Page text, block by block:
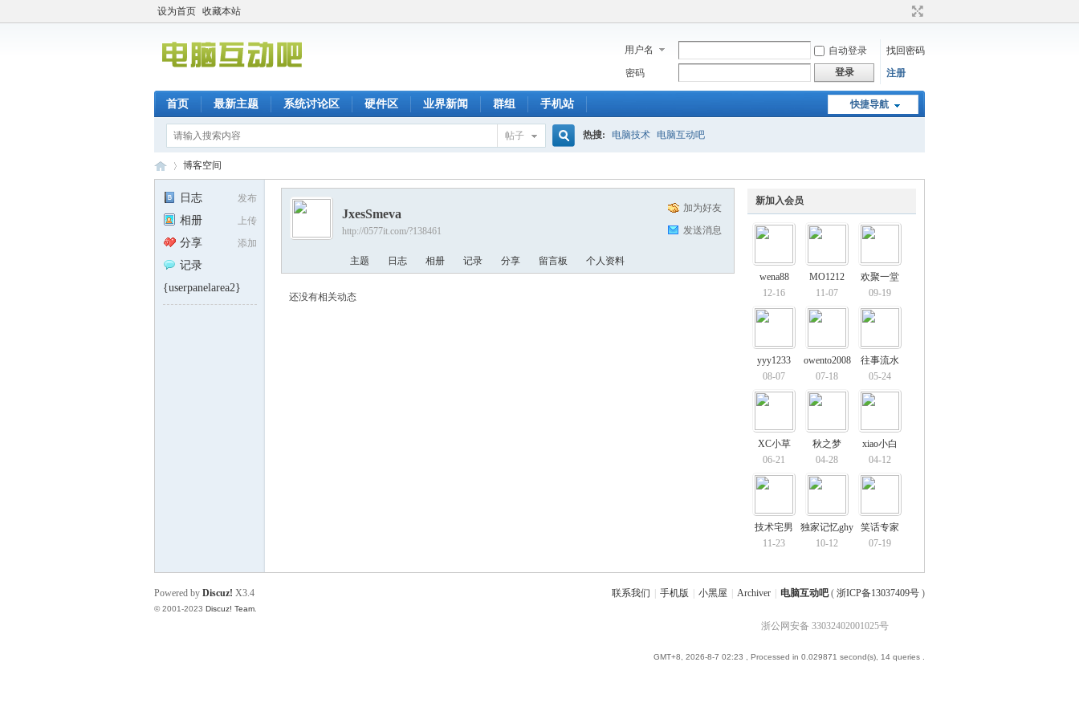
设为首页 收藏本站
用户名 自动登录
找回密码
密码
登录 注册
快捷导航
首页 最新主题 系统讨论区 硬件区 业界新闻 群组 手机站
帖子 热搜: 电脑技术 电脑互动吧
博客空间
发布
日志
上传
相册
添加
分享
记录
{userpanelarea2}
新加入会员
wena88
12-16
MO1212
11-07
欢聚一堂
09-19
yyy1233
08-07
owento2008
07-18
往事流水
05-24
XC小草
06-21
秋之梦
04-28
xiao小白
04-12
技术宅男
11-23
独家记忆ghy
10-12
笑话专家
07-19
加为好友
发送消息
JxesSmeva
http://0577it.com/?138461
主题 日志 相册 记录 分享 留言板 个人资料
还没有相关动态
联系我们 手机版 小黑屋 Archiver 电脑互动吧( 浙ICP备13037409号 )
浙公网安备 33032402001025号
GMT+8, 2026-8-7 02:23 , Processed in 0.029871 second(s), 14 queries .
Powered by Discuz! X3.4
© 2001-2023 Discuz! Team